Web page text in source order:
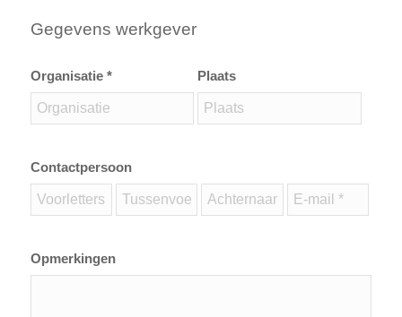
Gegevens werkgever
Organisatie * Plaats
Contactpersoon
Opmerkingen